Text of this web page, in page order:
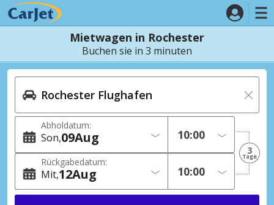
Mietwagen in Rochester
Buchen sie in 3 minuten
Abholdatum:
Son 09Aug
Rückgabedatum:
Mit 12Aug
3
Tage